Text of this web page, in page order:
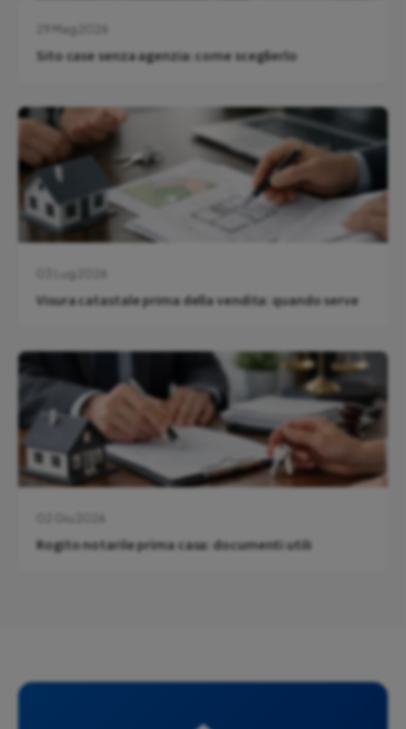
29 Mag 2026
Sito case senza agenzia: come sceglierlo
Visura catastale prima della vendita: quando serve
Rogito notarile prima casa: documenti utili